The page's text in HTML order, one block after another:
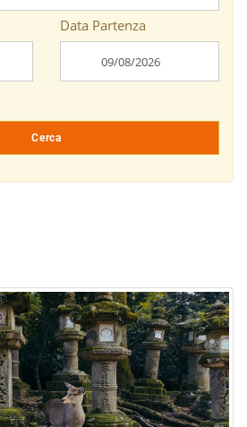
Data Partenza
Cerca